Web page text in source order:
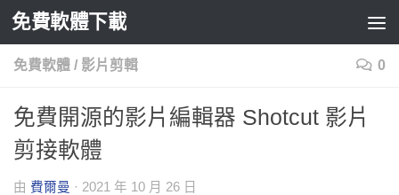
Skip to content
免費軟體下載
免費軟體 / 影片剪輯 0
免費開源的影片編輯器 Shotcut 影片
剪接軟體
由 費爾曼 · 2021 年 10 月 26 日